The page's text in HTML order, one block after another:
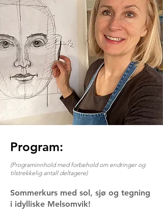
Program:
(Programinnholdmed forbehold om endringer og
tilstrekkelig antall deltagere)
Sommerkurs med sol, sjø og tegning
i idylliske Melsomvik!